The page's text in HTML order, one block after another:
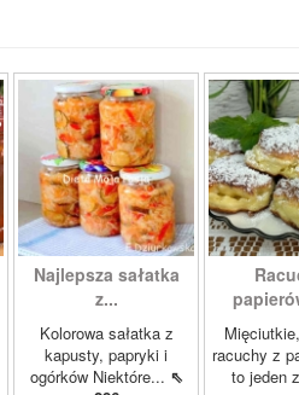
Najlepsza sałatka
z...
Kolorowa sałatka z
kapusty, papryki i
ogórków Niektóre... ⇖
racuchy z
to jeden